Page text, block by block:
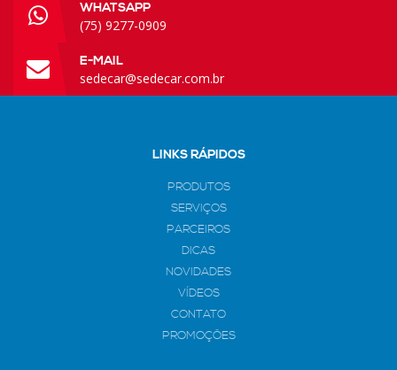
WHATSAPP
(75) 9277-0909
E-MAIL
sedecar@sedecar.com.br
LINKS RÁPIDOS
PRODUTOS
SERVIÇOS
PARCEIROS
DICAS
NOVIDADES
VÍDEOS
CONTATO
PROMOÇÕES